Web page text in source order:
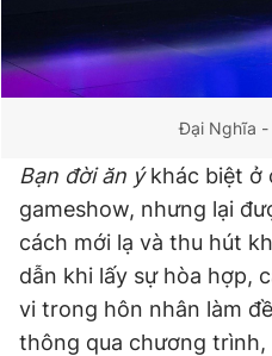
Đại Nghĩa -
Bạn đời ăn ýkhác biệt ở
gameshow, nhưng lại
cách mới lạ và thu hút
dẫn khi lấy sự hòa hợp,
vi trong hôn nhân làm
thông qua chương